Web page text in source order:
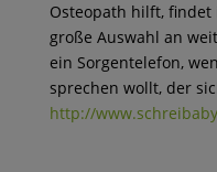
Osteopath hilft,
große Auswahl an
ein Sorgentelefon,
sprechen wollt, der
http://